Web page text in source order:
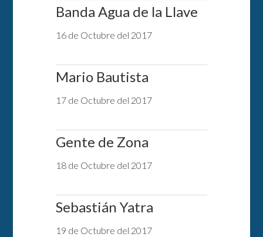
Banda Agua de la Llave
16 de Octubre del 2017
Mario Bautista
17 de Octubre del 2017
Gente de Zona
18 de Octubre del 2017
Sebastián Yatra
19 de Octubre del 2017